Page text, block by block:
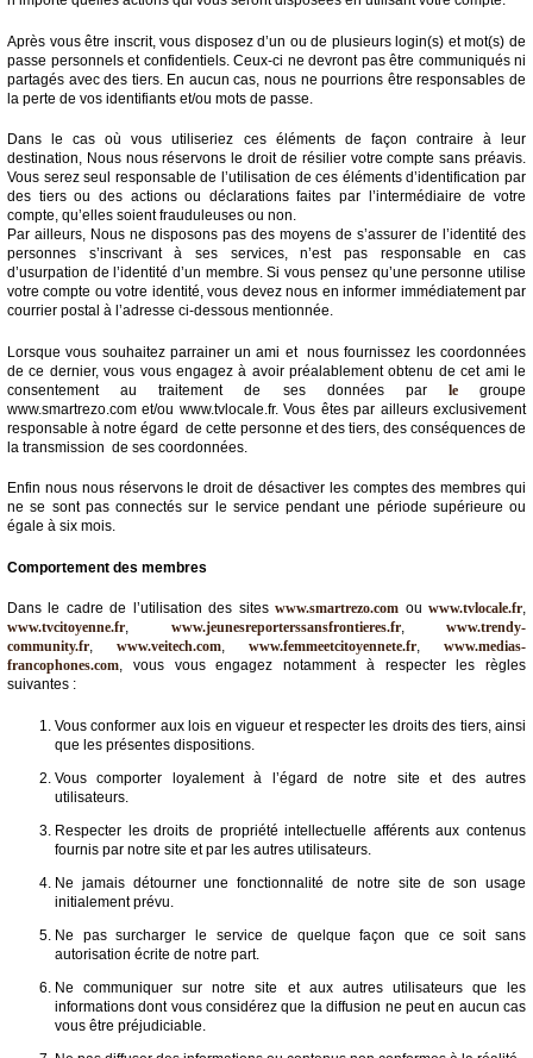
Après vous être inscrit, vous disposez d’un ou de plusieurs login(s) et mot(s) de
passe personnels et confidentiels. Ceux-ci ne devront pas être communiqués ni
partagés avec des tiers. En aucun cas, nous ne pourrions être responsables de
la perte de vos identifiants et/ou mots de passe.
Dans le cas où vous utiliseriez ces éléments de façon contraire à leur
destination, Nous nous réservons le droit de résilier votre compte sans préavis.
Vous serez seul responsable de l’utilisation de ces éléments d’identification par
des tiers ou des actions ou déclarations faites par l’intermédiaire de votre
compte, qu’elles soient frauduleuses ou non.
Par ailleurs, Nous ne disposons pas des moyens de s’assurer de l’identité des
personnes s’inscrivant à ses services, n’est pas responsable en cas
d’usurpation de l’identité d’un membre. Si vous pensez qu’une personne utilise
votre compte ou votre identité, vous devez nous en informer immédiatement par
courrier postal à l’adresse ci-dessous mentionnée.
Lorsque vous souhaitez parrainer un ami et nous fournissez les coordonnées
de ce dernier, vous vous engagez à avoir préalablement obtenu de cet ami le
consentement au traitement de ses données par legroupe
www.smartrezo.com et/ou www.tvlocale.fr. Vous êtes par ailleurs exclusivement
responsable à notre égard de cette personne et des tiers, des conséquences de
la transmission de ses coordonnées.
Enfin nous nous réservons le droit de désactiver les comptes des membres qui
ne se sont pas connectés sur le service pendant une période supérieure ou
égale à six mois.
Comportement des membres
Dans le cadre de l’utilisation des siteswww.smartrezo.com ouwww.tvlocale.fr,
www.tvcitoyenne.fr, www.jeunesreporterssansfrontieres.fr, www.trendy-
community.fr, www.veitech.com, www.femmeetcitoyennete.fr, www.medias-
francophones.com, vous vous engagez notamment à respecter les règles
suivantes :
Vous conformer aux lois en vigueur et respecter les droits des tiers, ainsi
que les présentes dispositions.
Vous comporter loyalement à l’égard de notre site et des autres
utilisateurs.
Respecter les droits de propriété intellectuelle afférents aux contenus
fournis par notre site et par les autres utilisateurs.
Ne jamais détourner une fonctionnalité de notre site de son usage
initialement prévu.
Ne pas surcharger le service de quelque façon que ce soit sans
autorisation écrite de notre part.
Ne communiquer sur notre site et aux autres utilisateurs que les
informations dont vous considérez que la diffusion ne peut en aucun cas
vous être préjudiciable.